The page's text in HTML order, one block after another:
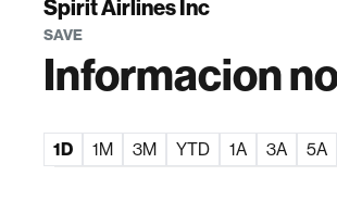
Spirit Airlines Inc
SAVE
Informacion
1D 1M 3M YTD 1A 3A 5A